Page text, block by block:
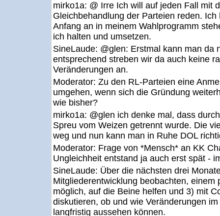
mirko1a: @ Irre Ich will auf jeden Fall mit
Gleichbehandlung der Parteien reden.
Anfang an in meinem Wahlprogramm
ich halten und umsetzen.
SineLaude: @glen: Erstmal kann man da
entsprechend streben wir da auch keine
Veränderungen an.
Moderator: Zu den RL-Parteien eine
umgehen, wenn sich die Gründung
wie bisher?
mirko1a: @glen ich denke mal, dass
Spreu vom Weizen getrennt wurde. Die
weg und nun kann man in Ruhe DOL
Moderator: Frage von *Mensch* an KK
Ungleichheit entstand ja auch erst spät -
SineLaude: Über die nächsten drei
Mitgliederentwicklung beobachten, einem
möglich, auf die Beine helfen und 3) mit
diskutieren, ob und wie Veränderungen
langfristig aussehen können.